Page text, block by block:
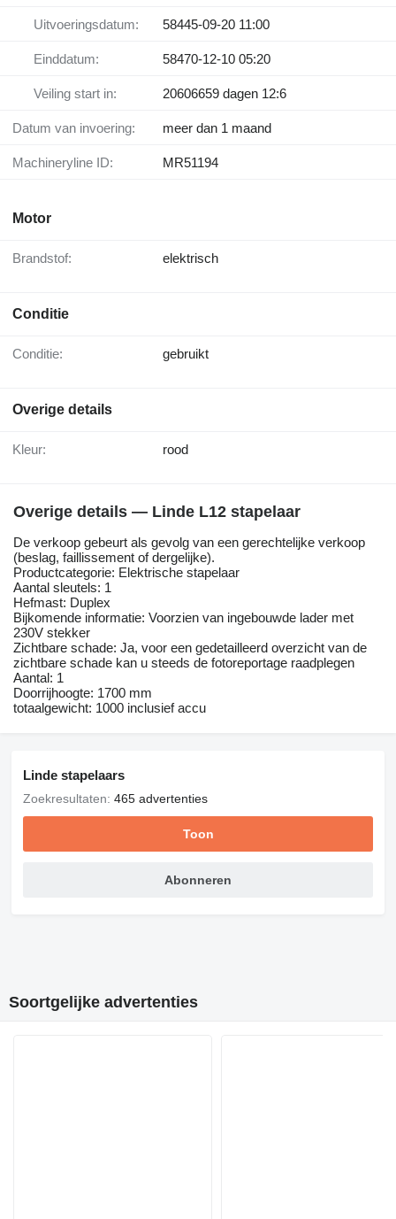
Uitvoeringsdatum: 58445-09-20 11:00
Einddatum: 58470-12-10 05:20
Veiling start in: 20606659 dagen 12:6
Datum van invoering: meer dan 1 maand
Machineryline ID: MR51194
Motor
Brandstof: elektrisch
Conditie
Conditie: gebruikt
Overige details
Kleur: rood
Overige details — Linde L12 stapelaar
De verkoop gebeurt als gevolg van een gerechtelijke verkoop
(beslag, faillissement of dergelijke).
Productcategorie: Elektrische stapelaar
Aantal sleutels: 1
Hefmast: Duplex
Bijkomende informatie: Voorzien van ingebouwde lader met
230V stekker
Zichtbare schade: Ja, voor een gedetailleerd overzicht van de
zichtbare schade kan u steeds de fotoreportage raadplegen
Aantal: 1
Doorrijhoogte: 1700 mm
totaalgewicht: 1000 inclusief accu
Linde stapelaars
Zoekresultaten: 465 advertenties
Toon
Abonneren
Soortgelijke advertenties